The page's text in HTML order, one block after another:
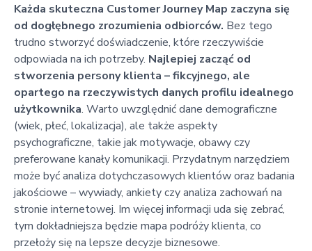
Każda skuteczna Customer Journey Map zaczyna się
od dogłębnego zrozumienia odbiorców. Bez tego
trudno stworzyć doświadczenie, które rzeczywiście
odpowiada na ich potrzeby. Najlepiej zacząć od
stworzenia persony klienta – fikcyjnego, ale
opartego na rzeczywistych danych profilu idealnego
użytkownika. Warto uwzględnić dane demograficzne
(wiek, płeć, lokalizacja), ale także aspekty
psychograficzne, takie jak motywacje, obawy czy
preferowane kanały komunikacji. Przydatnym narzędziem
może być analiza dotychczasowych klientów oraz badania
jakościowe – wywiady, ankiety czy analiza zachowań na
stronie internetowej. Im więcej informacji uda się zebrać,
tym dokładniejsza będzie mapa podróży klienta, co
przełoży się na lepsze decyzje biznesowe.